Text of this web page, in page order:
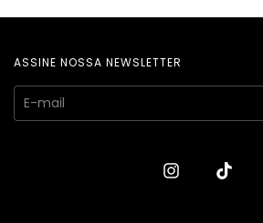
ASSINE NOSSA NEWSLETTER